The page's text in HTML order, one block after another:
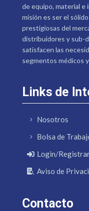
de equipo, material e
misión es ser el
prestigiosas del
distribuidores y sub-
satisfacen las
segmentos médicos
Links de
Nosotros
Bolsa de
Login/
Aviso de
Contacto